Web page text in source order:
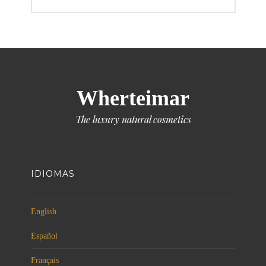
Wherteimar
The luxury natural cosmetics
IDIOMAS
English
Español
Français